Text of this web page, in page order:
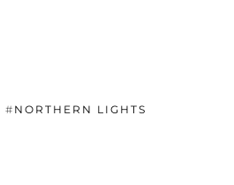
# NORTHERN LIGHTS